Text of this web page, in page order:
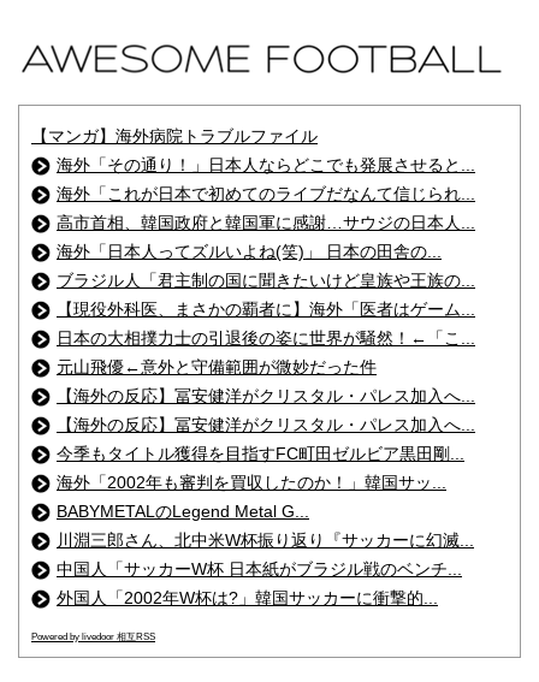
【マンガ】海外病院トラブルファイル
海外「その通り！」日本人ならどこでも発展させると...
海外「これが日本で初めてのライブだなんて信じられ...
高市首相、韓国政府と韓国軍に感謝…サウジの日本人...
海外「日本人ってズルいよね(笑)」 日本の田舎の...
ブラジル人「君主制の国に聞きたいけど皇族や王族の...
【現役外科医、まさかの覇者に】海外「医者はゲーム...
日本の大相撲力士の引退後の姿に世界が騒然！←「こ...
元山飛優←意外と守備範囲が微妙だった件
【海外の反応】冨安健洋がクリスタル・パレス加入へ...
【海外の反応】冨安健洋がクリスタル・パレス加入へ...
今季もタイトル獲得を目指すFC町田ゼルビア黒田剛...
海外「2002年も審判を買収したのか！」韓国サッ...
BABYMETALのLegend Metal G...
川淵三郎さん、北中米W杯振り返り『サッカーに幻滅...
中国人「サッカーW杯 日本紙がブラジル戦のベンチ...
外国人「2002年W杯は?」韓国サッカーに衝撃的...
Powered by livedoor 相互RSS